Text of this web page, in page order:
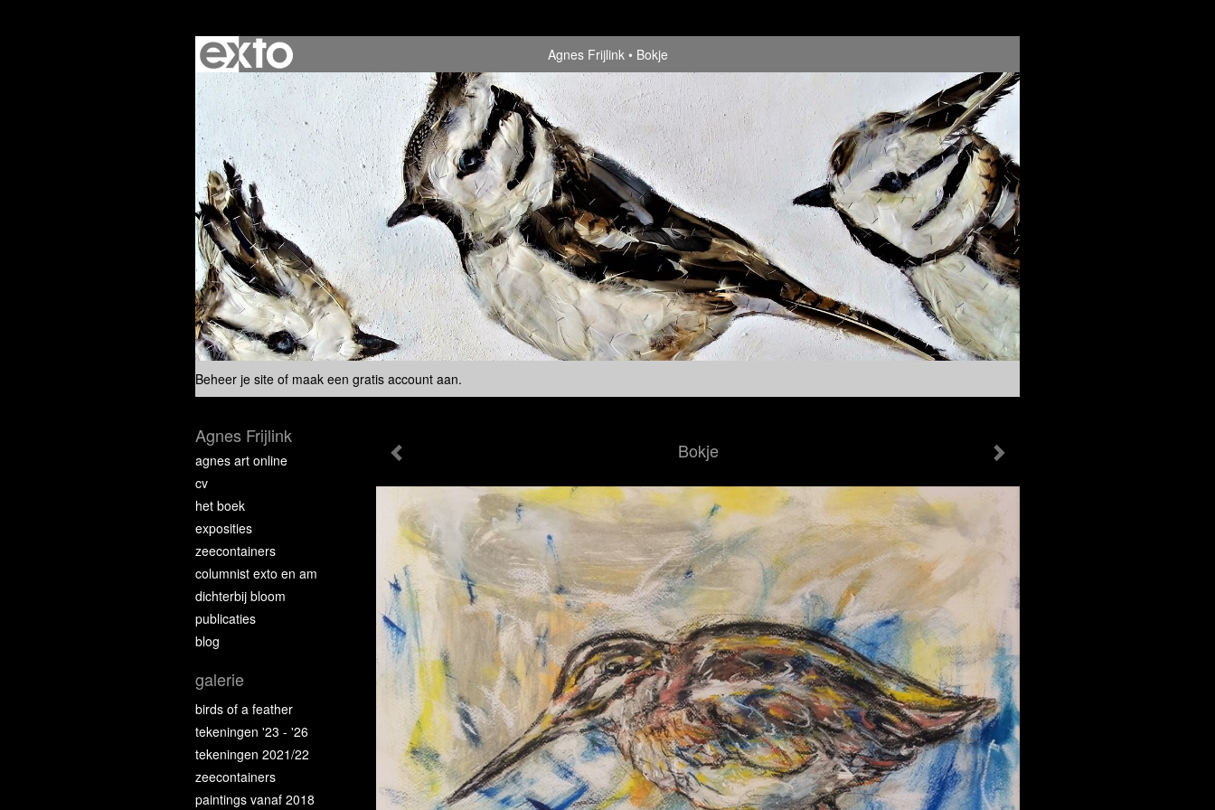
Agnes Frijlink Bokje
Beheer je site of maak een gratis account aan.
Bokje
Agnes Frijlink
agnes art online
cv
het boek
exposities
zeecontainers
columnist exto en am
dichterbij bloom
publicaties
blog
galerie
birds of a feather
tekeningen '23 - '26
tekeningen 2021/22
zeecontainers
paintings vanaf 2018